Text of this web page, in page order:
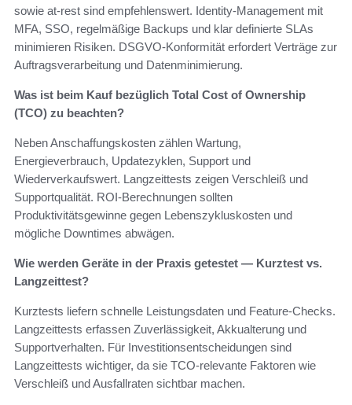
sowie at‑rest sind empfehlenswert. Identity‑Management mit
MFA, SSO, regelmäßige Backups und klar definierte SLAs
minimieren Risiken. DSGVO‑Konformität erfordert Verträge zur
Auftragsverarbeitung und Datenminimierung.
Was ist beim Kauf bezüglich Total Cost of Ownership
(TCO) zu beachten?
Neben Anschaffungskosten zählen Wartung,
Energieverbrauch, Updatezyklen, Support und
Wiederverkaufswert. Langzeittests zeigen Verschleiß und
Supportqualität. ROI‑Berechnungen sollten
Produktivitätsgewinne gegen Lebenszykluskosten und
mögliche Downtimes abwägen.
Wie werden Geräte in der Praxis getestet — Kurztest vs.
Langzeittest?
Kurztests liefern schnelle Leistungsdaten und Feature‑Checks.
Langzeittests erfassen Zuverlässigkeit, Akkualterung und
Supportverhalten. Für Investitionsentscheidungen sind
Langzeittests wichtiger, da sie TCO‑relevante Faktoren wie
Verschleiß und Ausfallraten sichtbar machen.